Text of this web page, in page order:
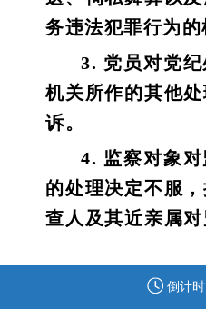
务违法犯罪行为的
3. 党员对党
机关所作的其他
诉。
4. 监察对象
的处理决定不服
查人及其近亲属
法权益的行为，提
倒计